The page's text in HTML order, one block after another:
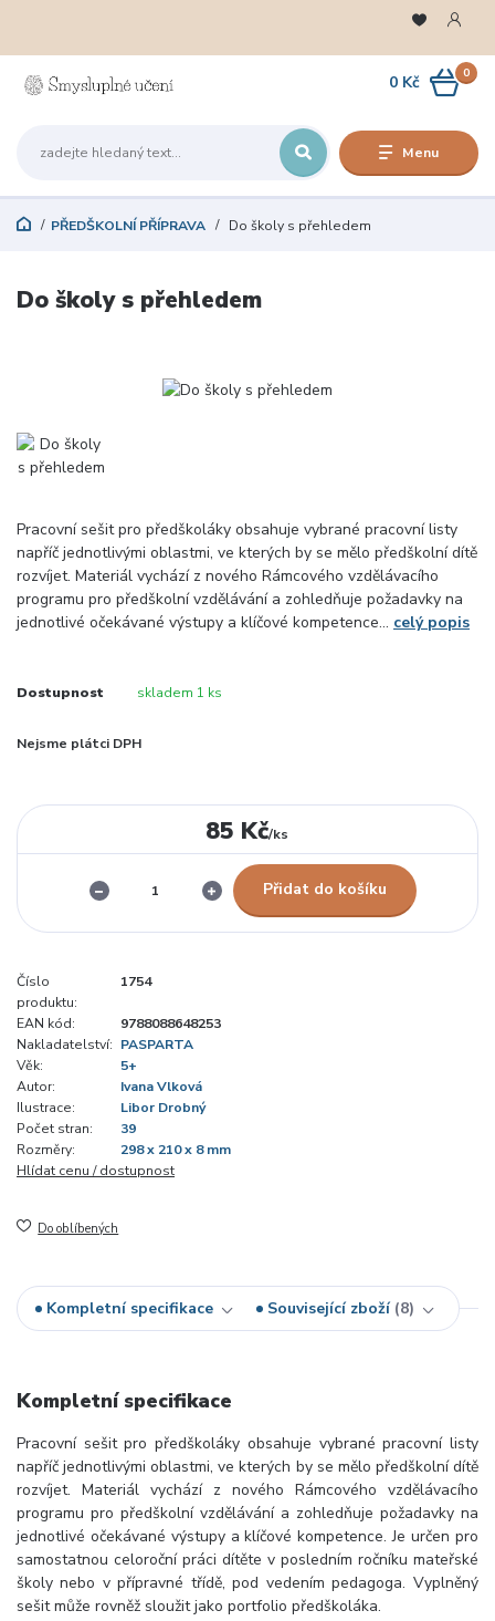
Menu
0
0 Kč
PŘEDŠKOLNÍ PŘÍPRAVA Do školy s přehledem
Do školy s přehledem
Pracovní sešit pro předškoláky obsahuje vybrané pracovní listy
napříč jednotlivými oblastmi, ve kterých by se mělo předškolní dítě
rozvíjet. Materiál vychází z nového Rámcového vzdělávacího
programu pro předškolní vzdělávání a zohledňuje požadavky na
jednotlivé očekávané výstupy a klíčové kompetence... celý popis
Dostupnost skladem 1 ks
Nejsme plátci DPH
85 Kč/ks
Přidat do košíku
Číslo
produktu:
1754
EAN kód:
9788088648253
Nakladatelství: PASPARTA
Věk:
5+
Autor:
Ivana Vlková
Ilustrace:
Libor Drobný
Počet stran:
39
Rozměry:
298 x 210 x 8 mm
Hlídat cenu / dostupnost
Do oblíbených
Kompletní specifikace Související zboží 8
Kompletní specifikace
Pracovní sešit pro předškoláky obsahuje vybrané pracovní listy
napříč jednotlivými oblastmi, ve kterých by se mělo předškolní dítě
rozvíjet. Materiál vychází z nového Rámcového vzdělávacího
programu pro předškolní vzdělávání a zohledňuje požadavky na
jednotlivé očekávané výstupy a klíčové kompetence. Je určen pro
samostatnou celoroční práci dítěte v posledním ročníku mateřské
školy nebo v přípravné třídě, pod vedením pedagoga. Vyplněný
sešit může rovněž sloužit jako portfolio předškoláka.